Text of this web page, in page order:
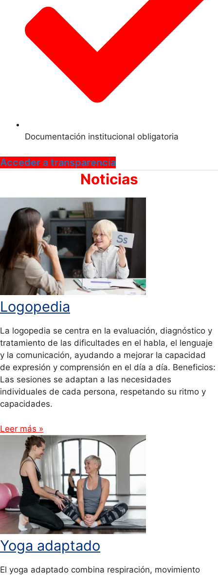
Documentación institucional obligatoria
Acceder a transparencia
Noticias
Logopedia
La logopedia se centra en la evaluación, diagnóstico y
tratamiento de las dificultades en el habla, el lenguaje
y la comunicación, ayudando a mejorar la capacidad
de expresión y comprensión en el día a día. Beneficios:
Las sesiones se adaptan a las necesidades
individuales de cada persona, respetando su ritmo y
capacidades.
Leer más »
Yoga adaptado
El yoga adaptado combina respiración, movimiento